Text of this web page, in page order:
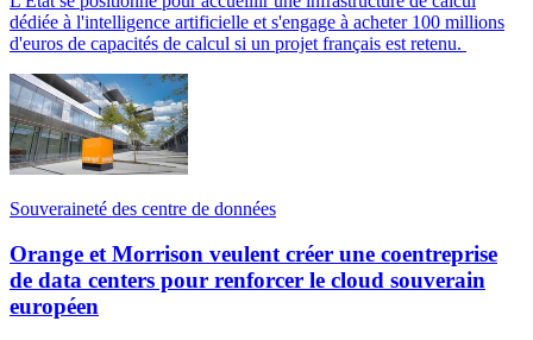
dédiée à l'intelligence artificielle et s'engage à acheter 100 millions
d'euros de capacités de calcul si un projet français est retenu.
Souveraineté des centre de données
Orange et Morrison veulent créer une coentreprise
de data centers pour renforcer le cloud souverain
européen